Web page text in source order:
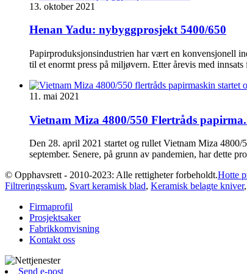
13. oktober 2021
Henan Yadu: nybyggprosjekt 5400/650
Papirproduksjonsindustrien har vært en konvensjonell
til et enormt press på miljøvern. Etter årevis med
11. mai 2021
Vietnam Miza 4800/550 Flertråds
Den 28. april 2021 startet og rullet Vietnam Miza
september. Senere, på grunn av pandemien, har dette
© Opphavsrett - 2010-2023: Alle rettigheter forbeholdt.Hotte
Filtreringsskum, Svart keramisk blad, Keramisk belagte kniver,
Firmaprofil
Prosjektsaker
Fabrikkomvisning
Kontakt oss
Send e-post